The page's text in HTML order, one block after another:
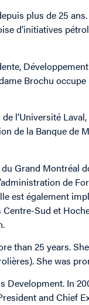
plus de 25
d’initiatives
Brochu
l’Université
de la Banque de
Grand Montréal
de
est également
Sud et
than 25 years.
She was
Development. In
and Chief